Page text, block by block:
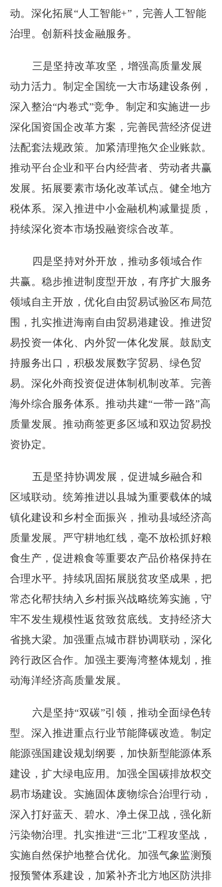
动。深化拓展“人工智能+” ，完善人工智能
治理。创新科技金融服务。
三是坚持改革攻坚，增强高质量发展
动力活力。制定全国统一大市场建设条例，
深入整治“内卷式”竞争。制定和实施进一步
深化国资国企改革方案，完善民营经济促进
法配套法规政策。加紧清理拖欠企业账款。
推动平台企业和平台内经营者、劳动者共赢
发展。拓展要素市场化改革试点。健全地方
税体系。深入推进中小金融机构减量提质，
持续深化资本市场投融资综合改革。
四是坚持对外开放，推动多领域合作
共赢。稳步推进制度型开放，有序扩大服务
领域自主开放，优化自由贸易试验区布局范
围，扎实推进海南自由贸易港建设。推进贸
易投资一体化、内外贸一体化发展。鼓励支
持服务出口，积极发展数字贸易、绿色贸
易。深化外商投资促进体制机制改革。完善
海外综合服务体系。推动共建“一带一路”高
质量发展。推动商签更多区域和双边贸易投
资协定。
五是坚持协调发展，促进城乡融合和
区域联动。统筹推进以县城为重要载体的城
镇化建设和乡村全面振兴，推动县域经济高
质量发展。严守耕地红线，毫不放松抓好粮
食生产，促进粮食等重要农产品价格保持在
合理水平。持续巩固拓展脱贫攻坚成果，把
常态化帮扶纳入乡村振兴战略统筹实施，守
牢不发生规模性返贫致贫底线。支持经济大
省挑大梁。加强重点城市群协调联动，深化
跨行政区合作。加强主要海湾整体规划，推
动海洋经济高质量发展。
六是坚持“双碳”引领，推动全面绿色转
型。深入推进重点行业节能降碳改造。制定
能源强国建设规划纲要，加快新型能源体系
建设，扩大绿电应用。加强全国碳排放权交
易市场建设。实施固体废物综合治理行动，
深入打好蓝天、碧水、净土保卫战，强化新
污染物治理。扎实推进“三北”工程攻坚战，
实施自然保护地整合优化。加强气象监测预
报预警体系建设，加紧补齐北方地区防洪排